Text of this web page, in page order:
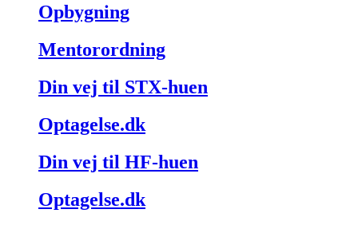
Opbygning
Mentorordning
Din vej til STX-huen
Optagelse.dk
Din vej til HF-huen
Optagelse.dk